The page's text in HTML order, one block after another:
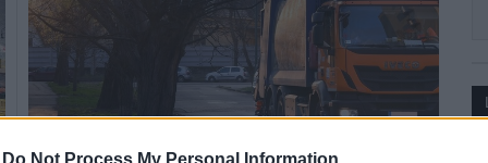
Do Not Process My Personal Information